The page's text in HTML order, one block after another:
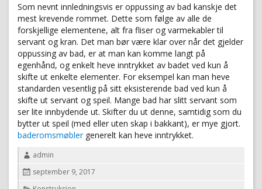
Som nevnt innledningsvis er oppussing av bad kanskje det
mest krevende rommet. Dette som følge av alle de
forskjellige elementene, alt fra fliser og varmekabler til
servant og kran. Det man bør være klar over når det gjelder
oppussing av bad, er at man kan komme langt på
egenhånd, og enkelt heve inntrykket av badet ved kun å
skifte ut enkelte elementer. For eksempel kan man heve
standarden vesentlig på sitt eksisterende bad ved kun å
skifte ut servant og speil. Mange bad har slitt servant som
ser lite innbydende ut. Skifter du ut denne, samtidig som du
bytter ut speil (med eller uten skap i bakkant), er mye gjort.
baderomsmøblergenerelt kan heve inntrykket.
Authoradmin
Postedseptember 9, 2017